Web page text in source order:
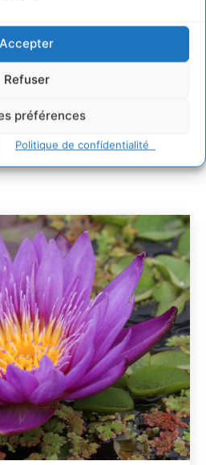
Accepter
Refuser
préférences
Politique de confidentialité
les freins au
comestibles dans nos
villes résilientes et durables,
climatique